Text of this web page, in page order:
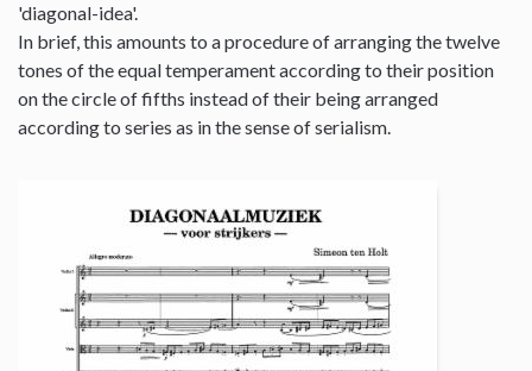
'diagonal-idea'.
In brief, this amounts to a procedure of arranging the twelve
tones of the equal temperament according to their position
on the circle of fifths instead of their being arranged
according to series as in the sense of serialism.